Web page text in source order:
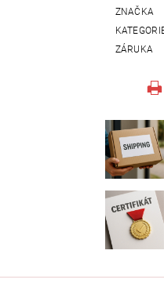
ZNAČKA
ZÁRUKA